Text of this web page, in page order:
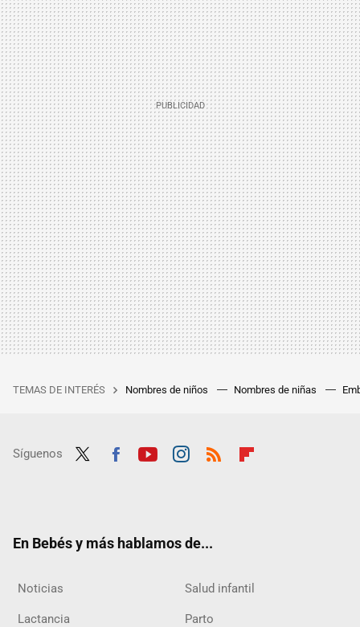
TEMAS DE INTERÉS Nombres de niños Nombres de niñas
Síguenos
En Bebés y más hablamos de...
Noticias Salud infantil
Lactancia Parto